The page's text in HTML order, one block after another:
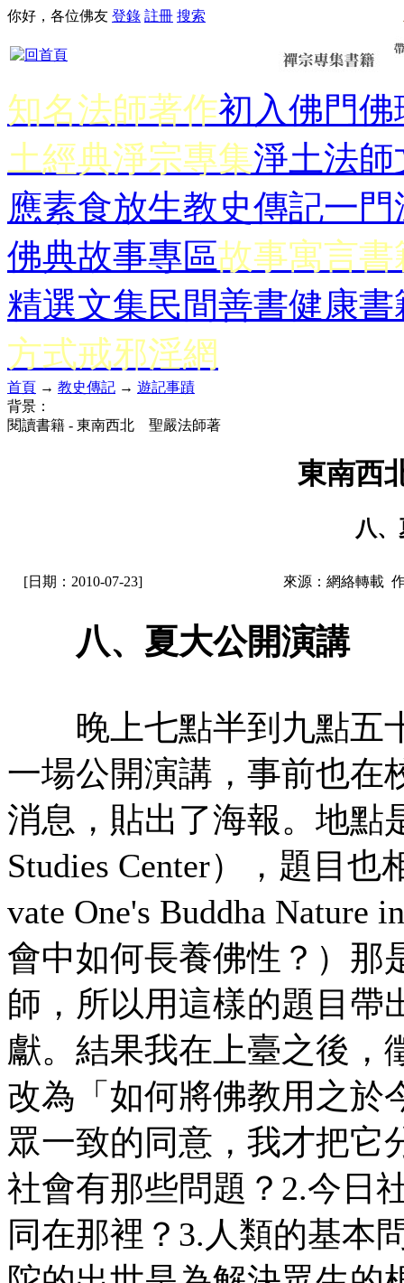
你好，各位佛友 登錄 註冊 搜索
知名法師著作初入佛門佛
土經典淨宗專集淨土法師
應素食放生教史傳記一門
佛典故事專區故事寓言書
精選文集民間善書健康書
方式戒邪淫網
首頁 → 教史傳記 → 遊記事蹟
背景：
閱讀書籍 - 東南西北 聖嚴法師著
東南西
八
[日期：2010-07-23] 來源：網絡轉載
八、夏大公開演講
晚上七點半到九點五
一場公開演講，事前也在
消息，貼出了海報。地點
Studies Center），題目
vate One's Buddha Nature
會中如何長養佛性？）那
師，所以用這樣的題目帶
獻。結果我在上臺之後，
改為「如何將佛教用之於
眾一致的同意，我才把它
社會有那些問題？2.今日
同在那裡？3.人類的基本